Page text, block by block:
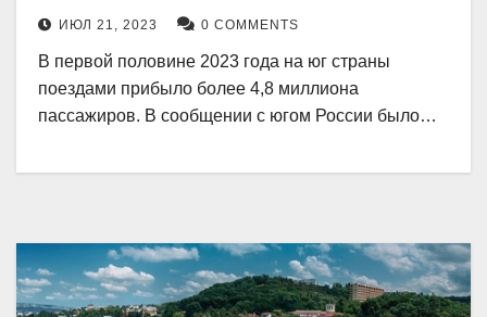
ИЮЛ 21, 2023 0 COMMENTS
В первой половине 2023 года на юг страны
поездами прибыло более 4,8 миллиона
пассажиров. В сообщении с югом России было…